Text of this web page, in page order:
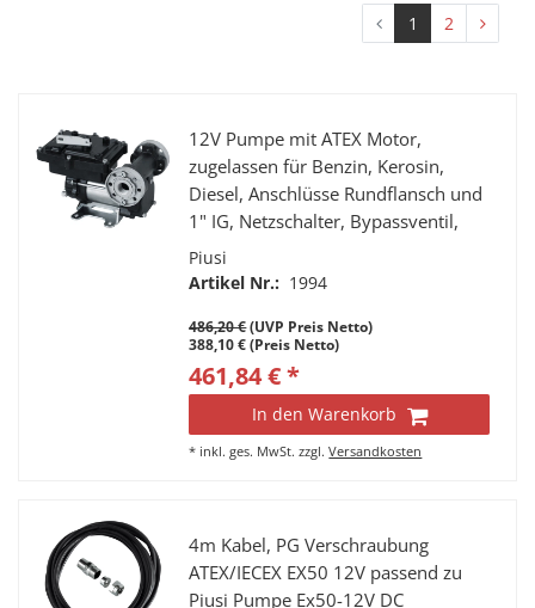
1 2
12V Pumpe mit ATEX Motor,
zugelassen für Benzin, Kerosin,
Diesel, Anschlüsse Rundflansch und
1" IG, Netzschalter, Bypassventil,
Thermoschutz
Piusi
Artikel Nr.: 1994
486,20 €(UVP Preis Netto)
388,10 € (Preis Netto)
461,84 € *
In den Warenkorb
* inkl. ges. MwSt. zzgl.Versandkosten
4m Kabel, PG Verschraubung
ATEX/IECEX EX50 12V passend zu
Piusi Pumpe Ex50-12V DC